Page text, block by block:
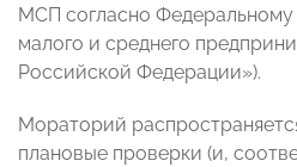
МСП согласно Федеральному
малого и среднего
Российской Федерации»).
Мораторий
плановые проверки (и,